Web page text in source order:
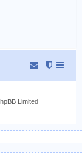
Limited